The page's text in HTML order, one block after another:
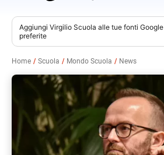
contenuto
Aggiungi Virgilio Scuola alle tue fonti Google
preferite
Home Scuola Mondo Scuola News